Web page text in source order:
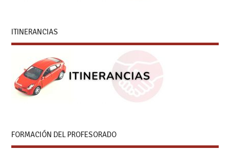
ITINERANCIAS
FORMACIÓN DEL PROFESORADO